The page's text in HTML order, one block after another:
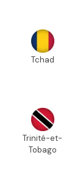
Tchad
Trinité-et-
Tobago